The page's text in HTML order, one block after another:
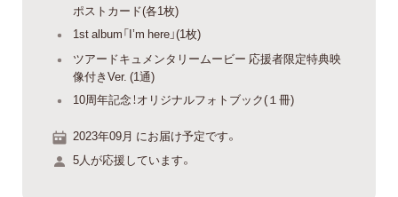
ポストカード(各1枚)
1st album「I’m here」(1枚)
ツアードキュメンタリームービー 応援者限定特典映
像付きVer. (1通)
10周年記念！オリジナルフォトブック(１冊)
2023年09月 にお届け予定です。
5人が応援しています。